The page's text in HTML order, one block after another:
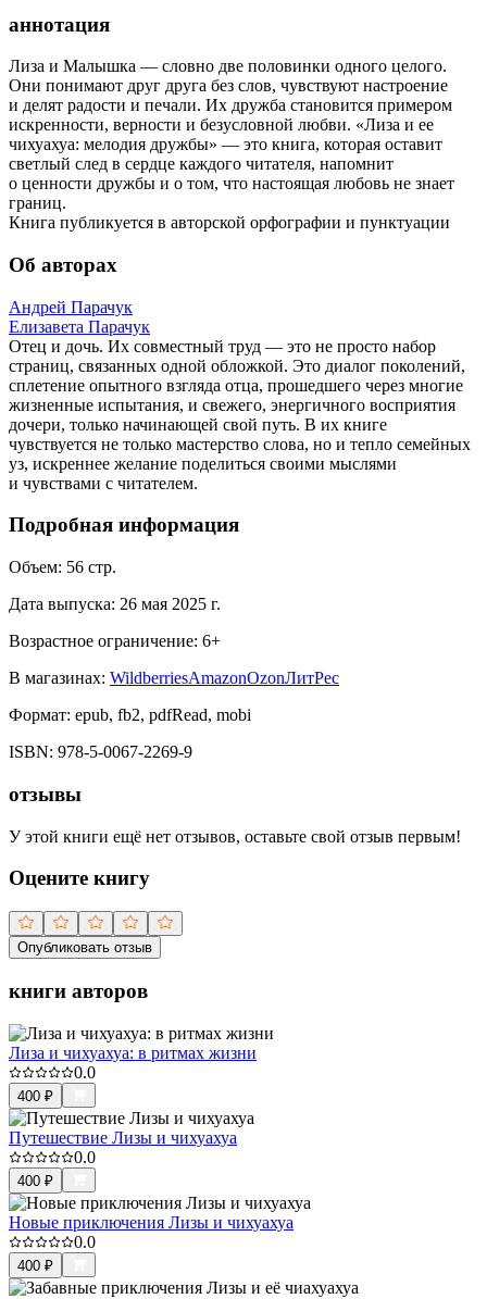
аннотация
Лиза и Малышка — словно две половинки одного целого.
Они понимают друг друга без слов, чувствуют настроение
и делят радости и печали. Их дружба становится примером
искренности, верности и безусловной любви. «Лиза и ее
чихуахуа: мелодия дружбы» — это книга, которая оставит
светлый след в сердце каждого читателя, напомнит
о ценности дружбы и о том, что настоящая любовь не знает
границ.
Книга публикуется в авторской орфографии и пунктуации
Об авторах
Андрей Парачук
Елизавета Парачук
Отец и дочь. Их совместный труд — это не просто набор
страниц, связанных одной обложкой. Это диалог поколений,
сплетение опытного взгляда отца, прошедшего через многие
жизненные испытания, и свежего, энергичного восприятия
дочери, только начинающей свой путь. В их книге
чувствуется не только мастерство слова, но и тепло семейных
уз, искреннее желание поделиться своими мыслями
и чувствами с читателем.
Подробная информация
Объем: 56 стр.
Дата выпуска: 26 мая 2025 г.
Возрастное ограничение: 6+
В магазинах: WildberriesAmazonOzonЛитРес
Формат: epub, fb2, pdfRead, mobi
ISBN: 978-5-0067-2269-9
отзывы
У этой книги ещё нет отзывов, оставьте свой отзыв первым!
Оцените книгу
Опубликовать отзыв
книги авторов
Лиза и чихуахуа: в ритмах жизни
0.0
400 ₽
Путешествие Лизы и чихуахуа
0.0
400 ₽
Новые приключения Лизы и чихуахуа
0.0
400 ₽